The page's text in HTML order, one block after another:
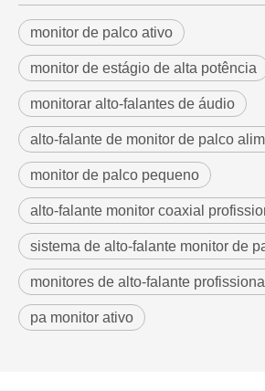
x 50 ° V4. 800 Watts
contínuos, potência de pico
de 3.200 Watts
pro6.
sistema
monitor de palco ativo
monitor de estágio de alta potência
monitorar alto-falantes de áudio
alto-falante de monitor de palco
monitor de palco pequeno
alto-falante monitor coaxial
sistema de alto-falante monitor de
monitores de alto-falante profissional
pa monitor ativo